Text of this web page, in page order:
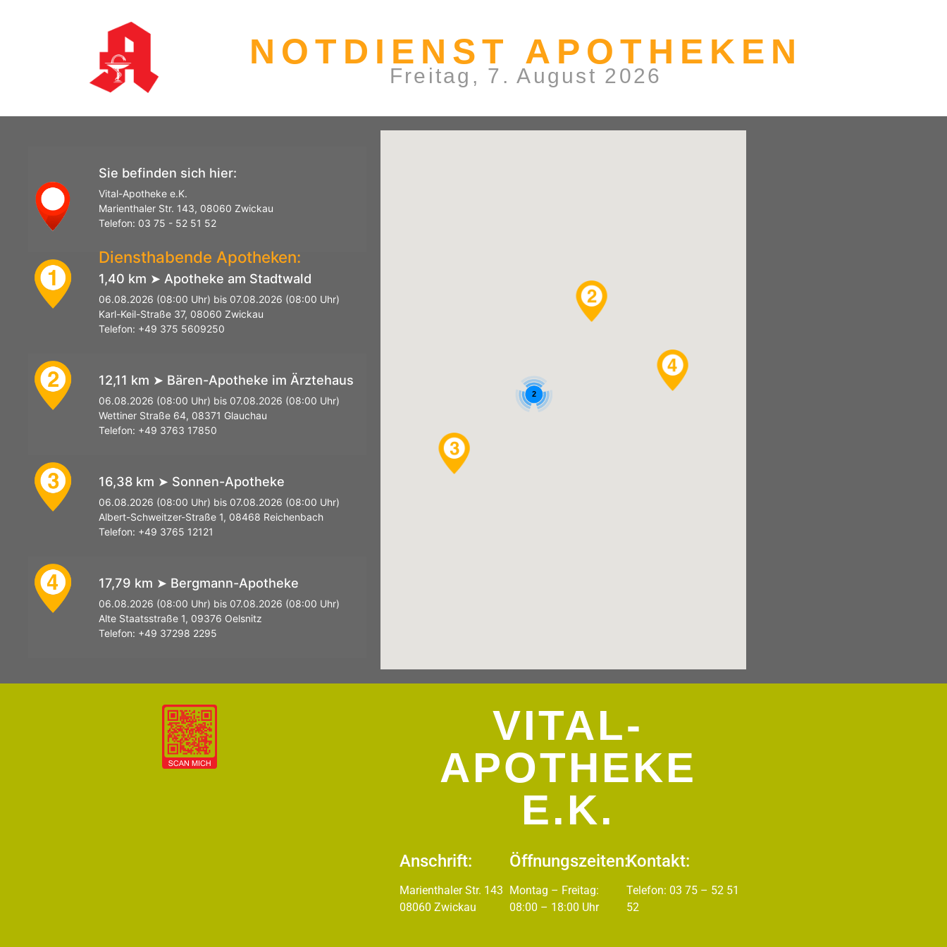
NOTDIENST APOTHEKEN
Freitag, 7. August 2026
Sie befinden sich hier:
Vital-Apotheke e.K.
Marienthaler Str. 143, 08060 Zwickau
Telefon: 03 75 - 52 51 52
Diensthabende Apotheken:
1 1,40 km ➤ Apotheke am Stadtwald
06.08.2026 (08:00 Uhr) bis 07.08.2026 (08:00 Uhr)
Karl-Keil-Straße 37, 08060 Zwickau
Telefon: +49 375 5609250
2 12,11 km ➤ Bären-Apotheke im Ärztehaus
06.08.2026 (08:00 Uhr) bis 07.08.2026 (08:00 Uhr)
Wettiner Straße 64, 08371 Glauchau
Telefon: +49 3763 17850
3 16,38 km ➤ Sonnen-Apotheke
06.08.2026 (08:00 Uhr) bis 07.08.2026 (08:00 Uhr)
Albert-Schweitzer-Straße 1, 08468 Reichenbach
Telefon: +49 3765 12121
4 17,79 km ➤ Bergmann-Apotheke
06.08.2026 (08:00 Uhr) bis 07.08.2026 (08:00 Uhr)
Alte Staatsstraße 1, 09376 Oelsnitz
Telefon: +49 37298 2295
2
VITAL-
APOTHEKE
E.K.
Anschrift:
Marienthaler Str. 143
08060 Zwickau
Öffnungszeiten:
Montag – Freitag:
08:00 – 18:00 Uhr
Kontakt:
Telefon: 03 75 – 52 51
52